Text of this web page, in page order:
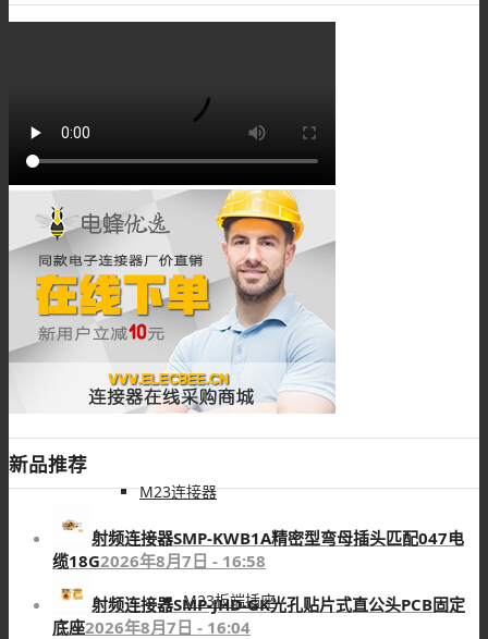
M16线束
M18连接器
M18组装接头
M23连接器
M23板端插座
新品推荐
射频连接器SMP-KWB1A精密型弯母插头匹配047电
缆18G2026年8月7日 - 16:58
射频连接器SMP-JHD-GK光孔贴片式直公头PCB固定
底座2026年8月7日 - 16:04